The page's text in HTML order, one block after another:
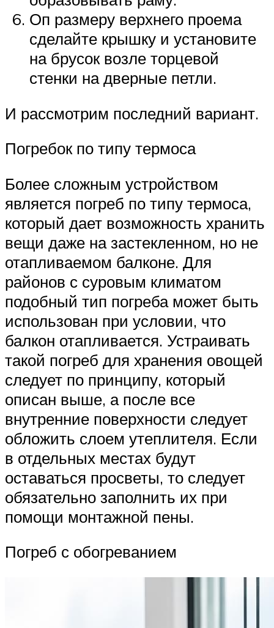
Оп размеру верхнего проема
сделайте крышку и установите
на брусок возле торцевой
стенки на дверные петли.
И рассмотрим последний вариант.
Погребок по типу термоса
Более сложным устройством
является погреб по типу термоса,
который дает возможность хранить
вещи даже на застекленном, но не
отапливаемом балконе. Для
районов с суровым климатом
подобный тип погреба может быть
использован при условии, что
балкон отапливается. Устраивать
такой погреб для хранения овощей
следует по принципу, который
описан выше, а после все
внутренние поверхности следует
обложить слоем утеплителя. Если
в отдельных местах будут
оставаться просветы, то следует
обязательно заполнить их при
помощи монтажной пены.
Погреб с обогреванием